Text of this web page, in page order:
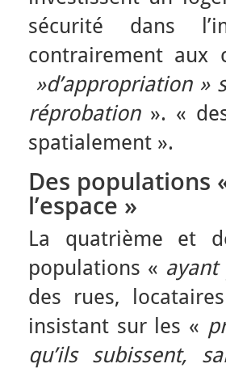
sécurité dans
contrairement aux
»d’appropriation »
réprobation». «
spatialement ».
Des populations
l’espace »
La quatrième et
populations « ayant
des rues,
insistant sur les «
qu’ils subissent,